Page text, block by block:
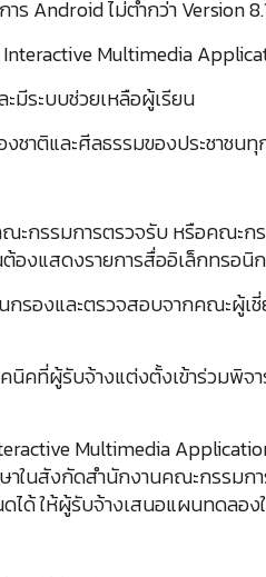
Android ไม่ต่ำกว่า Version
Multimedia
มีระบบช่วยเหลือผู้เรียน
าติและศีลธรรมของประชาชน
ะกรรมการตรวจรับ หรือคณะก
แสดงรายการสื่ออิเล็กทรอนิ
องและตรวจสอบจากคณะผู้เ
คที่ผู้รับจ้างแต่งตั้งเข้าร่วมพิ
Multimedia
นสังกัดสำนักงานคณะกรรมก
ให้ผู้รับจ้างเสนอแผนทดลอง